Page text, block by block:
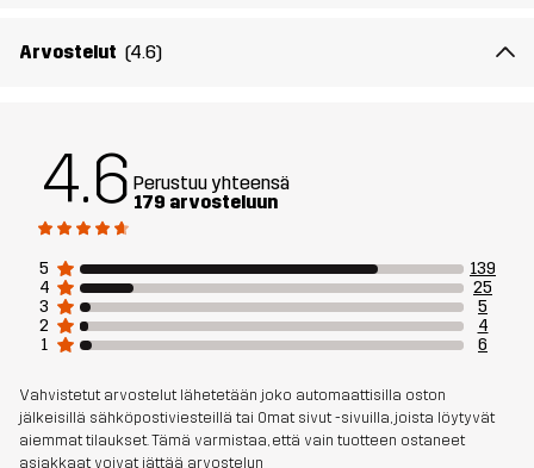
Verkkomateriaali
Kestävyys Kierrätetyt yksityiskohdat Lue täältä
Aktiviteetteihin VAELLUS JUOKSU JA TREENI
Tuotenumero 11214_2001
Arvostelut (4.6)
4.6 Perustuu yhteensä
179 arvosteluun
5
139
4
25
3
5
2
4
1
6
Vahvistetut arvostelut lähetetään joko automaattisilla oston
jälkeisillä sähköpostiviesteillä tai Omat sivut -sivuilla, joista löytyvät
aiemmat tilaukset. Tämä varmistaa, että vain tuotteen ostaneet
asiakkaat voivat jättää arvostelun